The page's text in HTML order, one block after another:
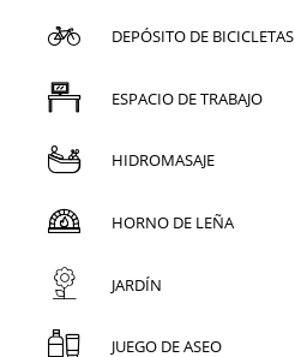
DEPÓSITO DE BICICLETAS
ESPACIO DE TRABAJO
HIDROMASAJE
HORNO DE LEÑA
JARDÍN
JUEGO DE ASEO